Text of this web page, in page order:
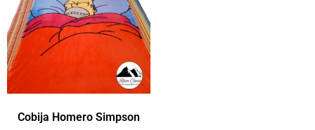
Cobija Homero Simpson